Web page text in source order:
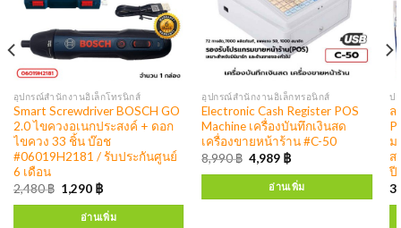
อุปกรณ์สำนักงานอิเล็กโทรนิกส์
Smart Screwdriver BOSCH GO
2.0 ไขควงอเนกประสงค์ + ดอก
ไขควง 33 ชิ้น บ๊อช
#06019H2181 / รับประกันศูนย์
6 เดือน
2,480฿ 1,290 ฿
อ่านเพิ่ม
อุปกรณ์สำนักงานอิเล็กทรอนิกส์
Electronic Cash Register POS
Machine เครื่องบันทึกเงินสด
เครื่องขายหน้าร้าน #C-50
8,990฿ 4,989 ฿
อ่านเพิ่ม
ป
ล
ม
ส
ปี